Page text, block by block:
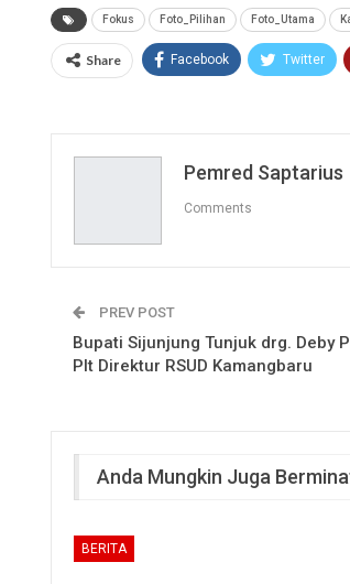
Fokus Foto_Pilihan Foto_Utama
Share Facebook Twitter
Pemred Saptarius
Comments
PREV POST
Bupati Sijunjung Tunjuk drg. Deby
Plt Direktur RSUD Kamangbaru
Anda Mungkin Juga
BERITA